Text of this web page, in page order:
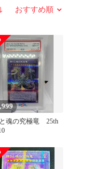
替え
魂の究極竜 25th